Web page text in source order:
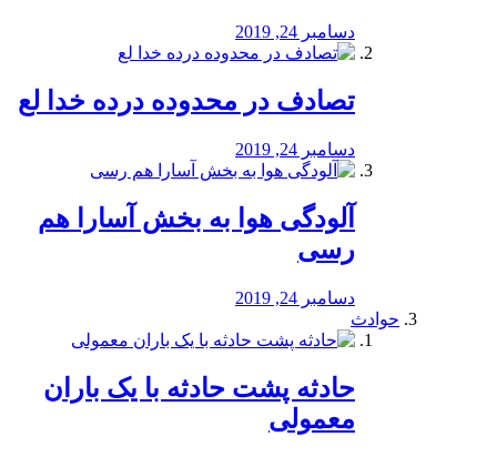
دسامبر 24, 2019
تصادف در محدوده درده خدا لع
دسامبر 24, 2019
آلودگی هوا به بخش آسارا هم
رسی
دسامبر 24, 2019
حوادث
️حادثه پشت حادثه با یک باران
معمولی